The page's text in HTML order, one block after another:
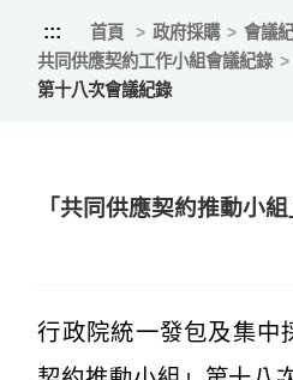
::: 首頁 政府採購 會議
共同供應契約工作小組會議紀錄
第十八次會議紀錄
「共同供應契約推動小
行政院統一發包及集中